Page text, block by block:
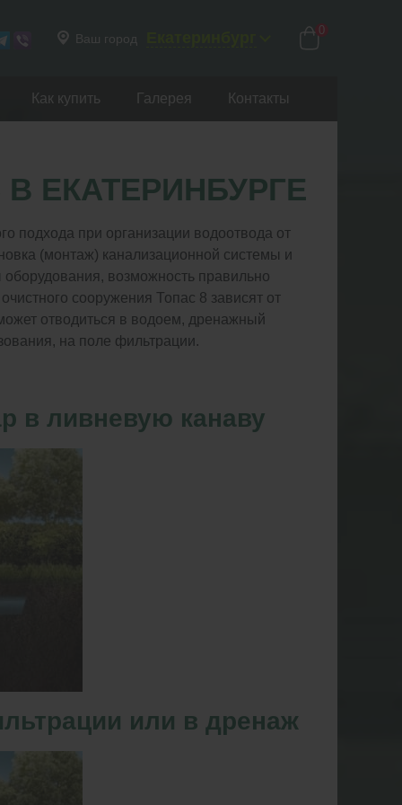
Ваш город
0
Как купить Галерея Контакты
ЕКАТЕРИНБУРГЕ
подхода при организации водоотвода от
(монтаж) канализационной системы и
оборудования, возможность правильно
сооружения Топас 8 зависят от
отводиться в водоем, дренажный
на поле фильтрации.
в ливневую канаву
или в дренаж